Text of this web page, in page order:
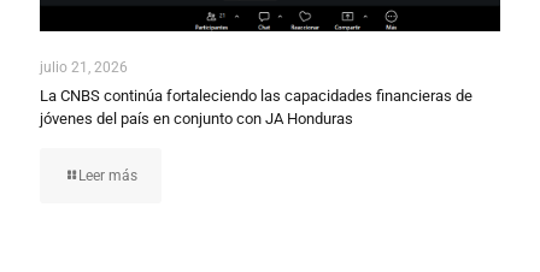
julio 21, 2026
La CNBS continúa fortaleciendo las capacidades financieras de
jóvenes del país en conjunto con JA Honduras
Leer más